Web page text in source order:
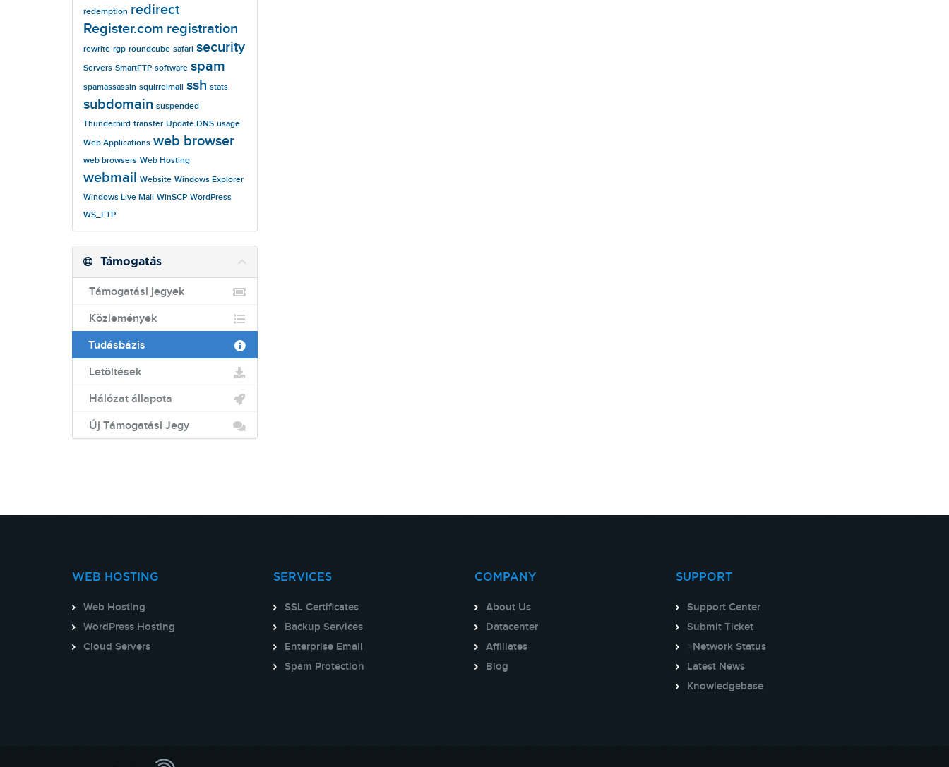
redemption redirect
Register.com registration
rewrite rgp roundcube safari security
Servers SmartFTP software spam
spamassassin squirrelmail ssh stats
subdomain suspended
Thunderbird transfer Update DNS usage
Web Applications web browser
web browsers Web Hosting
webmail Website Windows Explorer
Windows Live Mail WinSCP WordPress
WS_FTP
Támogatás
Támogatási jegyek
Közlemények
Tudásbázis
Letöltések
Hálózat állapota
Új Támogatási Jegy
WEB HOSTING
Web Hosting
WordPress Hosting
Cloud Servers
SERVICES
SSL Certificates
Backup Services
Enterprise Email
Spam Protection
COMPANY
About Us
Datacenter
Affiliates
Blog
SUPPORT
Support Center
Submit Ticket
>Network Status
Latest News
Knowledgebase